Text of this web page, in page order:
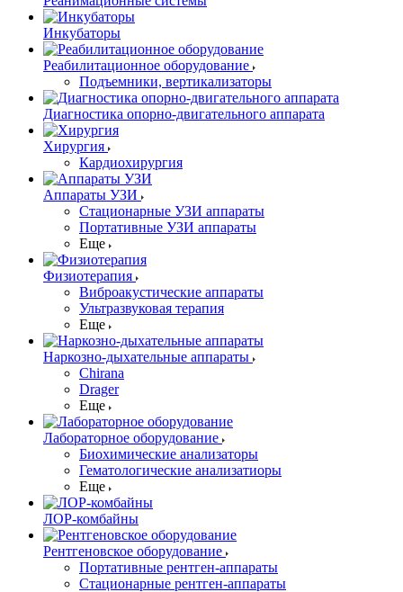
Инкубаторы
Реабилитационное оборудование
Подъемники, вертикализаторы
Диагностика опорно-двигательного аппарата
Хирургия
Кардиохирургия
Аппараты УЗИ
Стационарные УЗИ аппараты
Портативные УЗИ аппараты
Еще
Физиотерапия
Виброакустические аппараты
Ультразвуковая терапия
Еще
Наркозно-дыхательные аппараты
Chirana
Drager
Еще
Лабораторное оборудование
Биохимические анализаторы
Гематологические анализатиоры
Еще
ЛОР-комбайны
Рентгеновское оборудование
Портативные рентген-аппараты
Стационарные рентген-аппараты